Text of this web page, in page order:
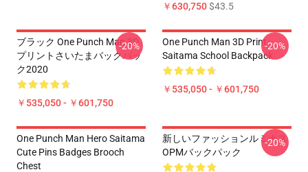
￥630,750$43.5
ブラック One Punch Man 3D
プリントさいたまバックパッ
ク2020
￥535,050 - ￥601,750
-20%
One Punch Man 3D Print
Saitama School Backpack
￥535,050 - ￥601,750
-20%
One Punch Man Hero Saitama
Cute Pins Badges Brooch
Chest
新しいファッションルミナス
OPMバックパック
-20%